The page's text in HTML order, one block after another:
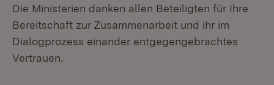
Die Ministerien danken allen Beteiligten für Ihre
Bereitschaft zur Zusammenarbeit und ihr im
Dialogprozess einander entgegengebrachtes
Vertrauen.